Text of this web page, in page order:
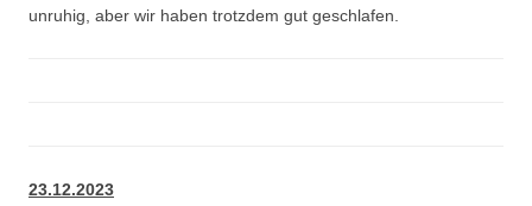
unruhig, aber wir haben trotzdem gut geschlafen.
23.12.2023